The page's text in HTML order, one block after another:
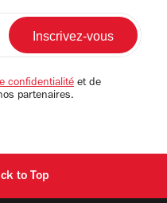
confidentialité et de
partenaires.
to Top